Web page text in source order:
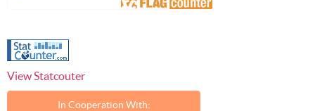
View Statcouter
In Cooperation With: